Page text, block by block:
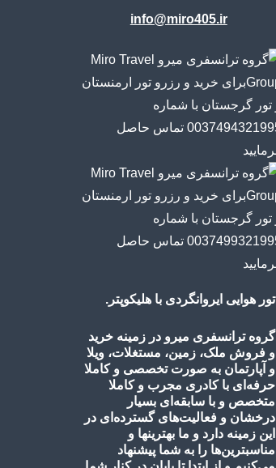
info@miro405.ir
تور هوایی ایروانگردی با هلیکوپتر.
گروه ترانسفری میرو در زمینه خرید
و فروش ملک، زمین، مستغلات، ویلا
و آپارتمان به صورت تخصصی و کاملا
حرفه‌ای با کادری مجرب و کاملا
متخصص و با سابقه‌ای بسیار
درخشان و فعالیت‌های گسترده‌ای در
این زمینه دارد و ما بهترینها و
مناسبترین‌ها را به شما پیشنهاد